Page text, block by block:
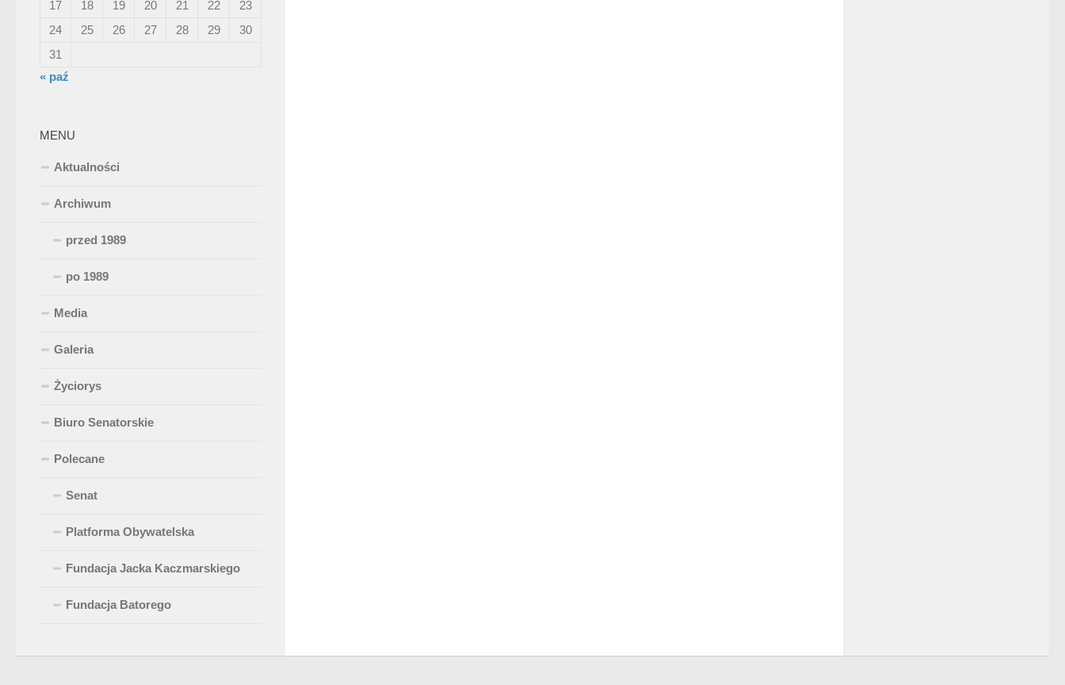
17
18 19 20 21 22
23
24
25 26 27 28 29
30
31
« paź
MENU
Aktualności
Archiwum
przed 1989
po 1989
Media
Galeria
Życiorys
Biuro Senatorskie
Polecane
Senat
Platforma Obywatelska
Fundacja Jacka Kaczmarskiego
Fundacja Batorego